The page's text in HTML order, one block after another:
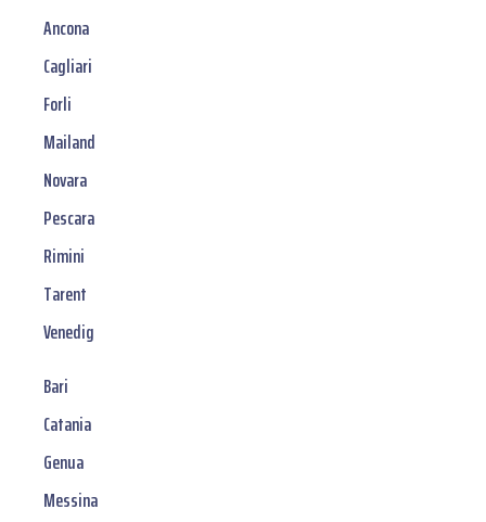
Ancona
Cagliari
Forli
Mailand
Novara
Pescara
Rimini
Tarent
Venedig
Bari
Catania
Genua
Messina